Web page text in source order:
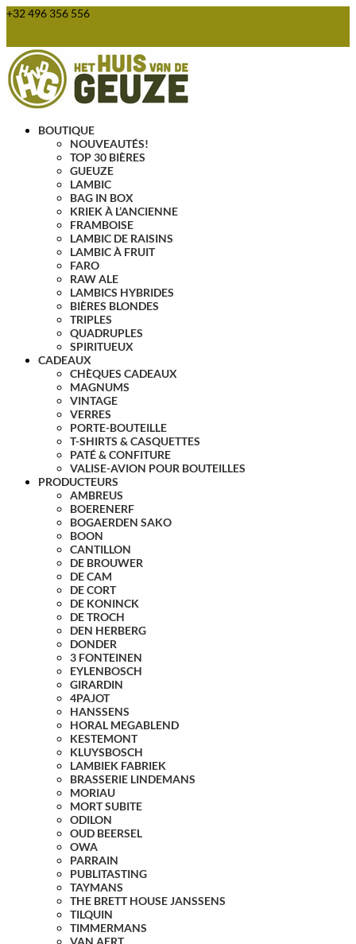
+32 496 356 556
BOUTIQUE
NOUVEAUTÉS!
TOP 30 BIÈRES
GUEUZE
LAMBIC
BAG IN BOX
KRIEK À L’ANCIENNE
FRAMBOISE
LAMBIC DE RAISINS
LAMBIC À FRUIT
FARO
RAW ALE
LAMBICS HYBRIDES
BIÈRES BLONDES
TRIPLES
QUADRUPLES
SPIRITUEUX
CADEAUX
CHÈQUES CADEAUX
MAGNUMS
VINTAGE
VERRES
PORTE-BOUTEILLE
T-SHIRTS & CASQUETTES
PATÉ & CONFITURE
VALISE-AVION POUR BOUTEILLES
PRODUCTEURS
AMBREUS
BOERENERF
BOGAERDEN SAKO
BOON
CANTILLON
DE BROUWER
DE CAM
DE CORT
DE KONINCK
DE TROCH
DEN HERBERG
DONDER
3 FONTEINEN
EYLENBOSCH
GIRARDIN
4PAJOT
HANSSENS
HORAL MEGABLEND
KESTEMONT
KLUYSBOSCH
LAMBIEK FABRIEK
BRASSERIE LINDEMANS
MORIAU
MORT SUBITE
ODILON
OUD BEERSEL
OWA
PARRAIN
PUBLITASTING
TAYMANS
THE BRETT HOUSE JANSSENS
TILQUIN
TIMMERMANS
VAN AERT